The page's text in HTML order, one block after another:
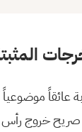
عائقاً
خروج رأس